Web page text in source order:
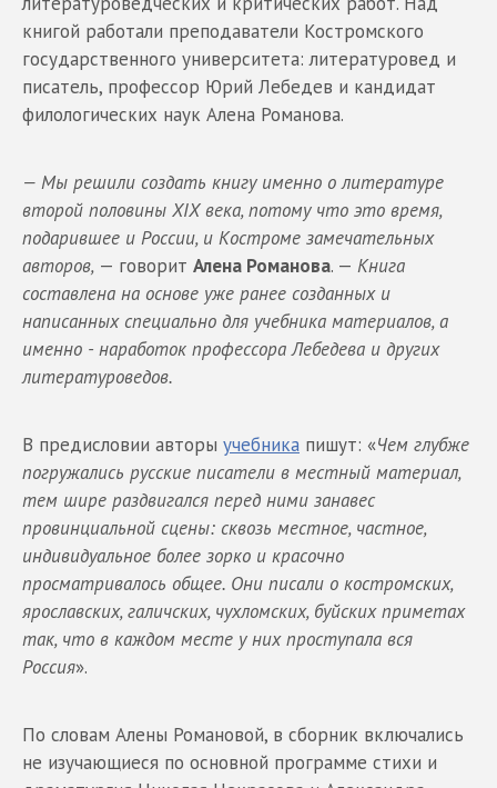
книгой работали преподаватели Костромского
государственного университета: литературовед и
писатель, профессор Юрий Лебедев и кандидат
филологических наук Алена Романова.
— Мы решили создать книгу именно о литературе
второй половины XIX века, потому что это время,
подарившее и России, и Костроме замечательных
авторов, — говорит Алена Романова. — Книга
составлена на основе уже ранее созданных и
написанных специально для учебника материалов, а
именно - наработок профессора Лебедева и других
литературоведов.
В предисловии авторы учебника пишут: «Чем глубже
погружались русские писатели в местный материал,
тем шире раздвигался перед ними занавес
провинциальной сцены: сквозь местное, частное,
индивидуальное более зорко и красочно
просматривалось общее. Они писали о костромских,
ярославских, галичских, чухломских, буйских приметах
так, что в каждом месте у них проступала вся
Россия».
По словам Алены Романовой, в сборник включались
не изучающиеся по основной программе стихи и